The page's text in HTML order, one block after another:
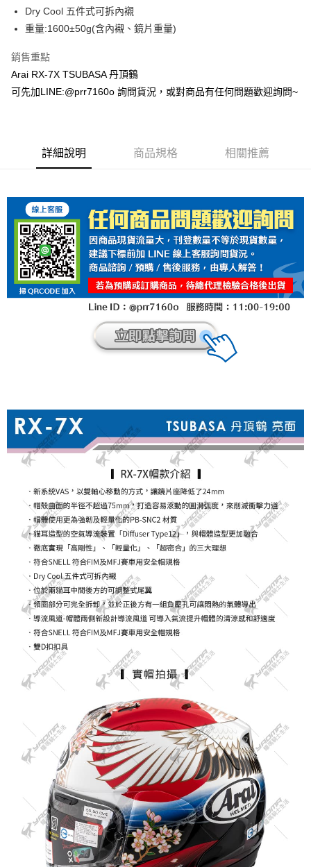
每筆NT$100，滿NT$1,000(含以上)免運費
Dry Cool 五件式可拆內襯
重量:1600±50g(含內襯、鏡片重量)
銷售重點
Arai RX-7X TSUBASA 丹頂鶴
可先加LINE:@prr7160o 詢問貨況，或對商品有任何問題歡迎詢問~
詳細說明 商品規格 相關推薦